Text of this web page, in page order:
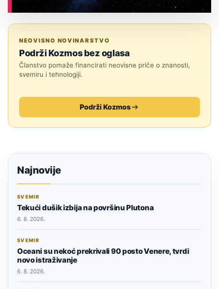
NEOVISNO NOVINARSTVO
Podrži Kozmos bez oglasa
Članstvo pomaže financirati neovisne priče o znanosti,
svemiru i tehnologiji.
Podrži Kozmos
Najnovije
SVEMIR
Tekući dušik izbija na površinu Plutona
6. 8. 2026.
SVEMIR
Oceani su nekoć prekrivali 90 posto Venere, tvrdi
novo istraživanje
6. 8. 2026.